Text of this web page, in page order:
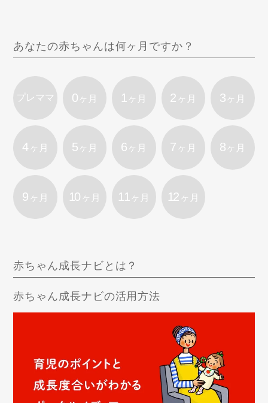
あなたの赤ちゃんは何ヶ月ですか？
プレママ 0 ヶ月 1 ヶ月 2 ヶ月 3 ヶ月
4 ヶ月 5 ヶ月 6 ヶ月 7 ヶ月 8 ヶ月
9 ヶ月 10 ヶ月 11 ヶ月 12 ヶ月
赤ちゃん成長ナビとは？
赤ちゃん成長ナビの活用方法